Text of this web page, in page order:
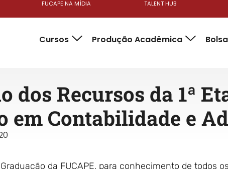
FUCAPE NA MÍDIA TALENT HUB
Cursos Produção Acadêmica
dos Recursos da 1ª
em Contabilidade e
da FUCAPE, para conhecimento de todos